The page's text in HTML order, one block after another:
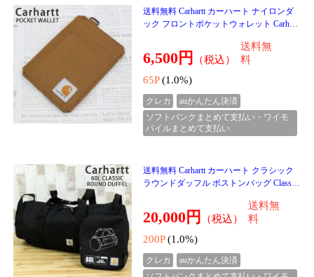
ンツ ボトムス メンズ ストリート スケー
ター ブラック 黒 人
17,500円 （税込）
送料無
料
175P
クレカ
auかんたん決済
バイルまとめて支払い
送料無料 HUF ハフ Hドットポーラーフリ
ースクルーネック スウェットシャツ トレ
ーナー H DOT POLAR FLEECE CREWNE
154P (1.0%)
クレカ
auかんたん決済
ソフトバンクまとめて支払い・ワイモ
バイルまとめて支払い
送料無料 HUF ハフ メガブラスト オーバ
ーダイ ロングスリーブ サーマル カットソ
ー MEGABLAST OVERDYED L/S THERM
AL KN00564 トップス
送料無